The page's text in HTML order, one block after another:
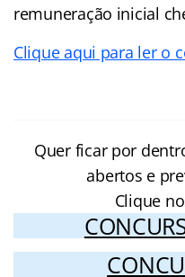
remuneração inicial
Clique aqui para ler o
Quer ficar por
abertos e
Clique